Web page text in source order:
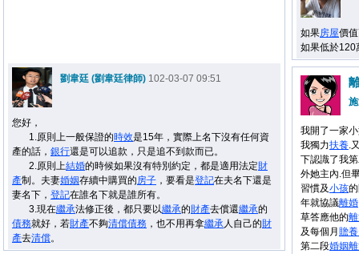
如果房屋價
如果低於120
劉韋廷 (劉韋廷律師) 102-03-07 09:51
您好，
1.原則上一般保證的時效是15年，實際上名下沒有任何資
產的話， 銀行還是可以追款，只是追不到款而已。
2.原則上結婚的時候如果沒有特別約定，都是適用法定財
產制。夫妻婚姻存續中購買的房子 ，要看是登記在夫名下還是
妻名下， 登記在誰名下就是誰所有。
3.現在繼承法修正後，都只要以繼承的財產去償還繼承的
債務就好，若財產不夠清償債務 ，也不用再拿繼承人自己的財
產去清償。
我開了一家
我獨力扶養.
下認識了我
外她主內.但
習慣及小孩
年就協議離婚
草答應他的
及每個月 贍
第二段婚姻